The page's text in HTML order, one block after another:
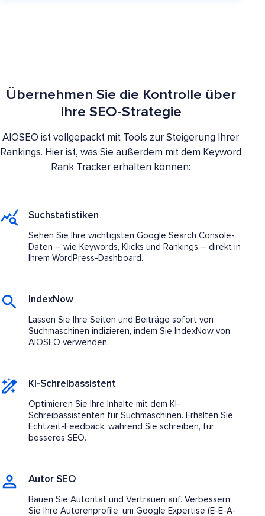
Übernehmen Sie die Kontrolle über
Ihre SEO-Strategie
AIOSEO ist vollgepackt mit Tools zur Steigerung Ihrer
Rankings. Hier ist, was Sie außerdem mit dem Keyword
Rank Tracker erhalten können:
Suchstatistiken
Sehen Sie Ihre wichtigsten Google Search Console-
Daten – wie Keywords, Klicks und Rankings – direkt in
Ihrem WordPress-Dashboard.
IndexNow
Lassen Sie Ihre Seiten und Beiträge sofort von
Suchmaschinen indizieren, indem Sie IndexNow von
AIOSEO verwenden.
KI-Schreibassistent
Optimieren Sie Ihre Inhalte mit dem KI-
Schreibassistenten für Suchmaschinen. Erhalten Sie
Echtzeit-Feedback, während Sie schreiben, für
besseres SEO.
Autor SEO
Bauen Sie Autorität und Vertrauen auf. Verbessern
Sie Ihre Autorenprofile, um Google Expertise (E-E-A-